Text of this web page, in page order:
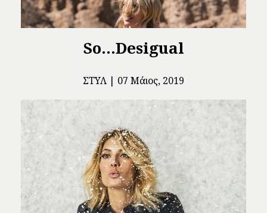
So...Desigual
ΣΤΥΛ 07 Μάιος, 2019